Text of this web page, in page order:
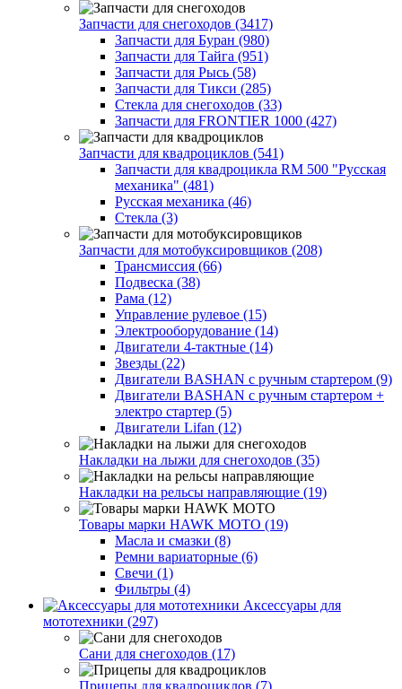
Запчасти для снегоходов (3417)
Запчасти для Буран (980)
Запчасти для Тайга (951)
Запчасти для Рысь (58)
Запчасти для Тикси (285)
Стекла для снегоходов (33)
Запчасти для FRONTIER 1000 (427)
Запчасти для квадроциклов (541)
Запчасти для квадроцикла RM 500 "Русская
механика" (481)
Русская механика (46)
Стекла (3)
Запчасти для мотобуксировщиков (208)
Трансмиссия (66)
Подвеска (38)
Рама (12)
Управление рулевое (15)
Электрооборудование (14)
Двигатели 4-тактные (14)
Звезды (22)
Двигатели BASHAN с ручным стартером (9)
Двигатели BASHAN с ручным стартером +
электро стартер (5)
Двигатели Lifan (12)
Накладки на лыжи для снегоходов (35)
Накладки на рельсы направляющие (19)
Товары марки HAWK MOTO (19)
Масла и смазки (8)
Ремни вариаторные (6)
Свечи (1)
Фильтры (4)
Аксессуары для
мототехники (297)
Сани для снегоходов (17)
Прицепы для квадроциклов (7)